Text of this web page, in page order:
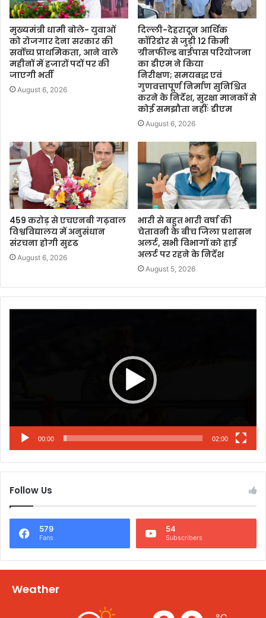
मुख्यमंत्री धामी बोले- युवाओं
को रोजगार देना सरकार की
सर्वोच्च प्राथमिकता, आने वाले
महीनों में हजारों पदों पर की
जाएगी भर्ती
August 6, 2026
दिल्ली-देहरादून आर्थिक
कॉरिडोर से जुड़ी 12 किमी
ग्रीनफील्ड बाईपास परियोजना
का डीएम ने किया
निरीक्षण; समयबद्ध एवं
गुणवत्तापूर्ण निर्माण सुनिश्चित
करने के निर्देश, सुरक्षा मानकों से
कोई समझौता नहींः डीएम
August 6, 2026
459 करोड़ से एचएनबी गढ़वाल
विश्वविद्यालय में अनुसंधान
संरचना होगी सुदृढ
August 6, 2026
भारी से बहुत भारी वर्षा की
चेतावनी के बीच जिला प्रशासन
अलर्ट, सभी विभागों को हाई
अलर्ट पर रहने के निर्देश
August 5, 2026
00:00 02:00
Follow Us
579
Fans
54
Subscribers
Weather